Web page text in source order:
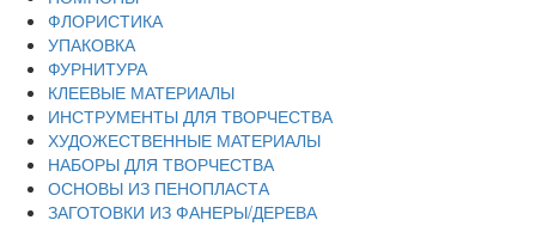
ФЛОРИСТИКА
УПАКОВКА
ФУРНИТУРА
КЛЕЕВЫЕ МАТЕРИАЛЫ
ИНСТРУМЕНТЫ ДЛЯ ТВОРЧЕСТВА
ХУДОЖЕСТВЕННЫЕ МАТЕРИАЛЫ
НАБОРЫ ДЛЯ ТВОРЧЕСТВА
ОСНОВЫ ИЗ ПЕНОПЛАСТА
ЗАГОТОВКИ ИЗ ФАНЕРЫ/ДЕРЕВА